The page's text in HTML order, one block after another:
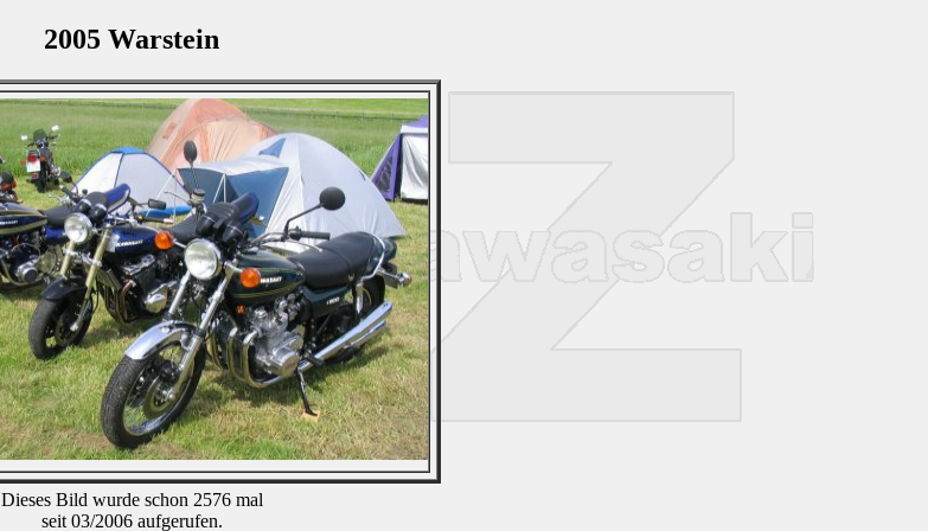
2005 Warstein
Dieses Bild wurde schon 2576 mal
seit 03/2006 aufgerufen.